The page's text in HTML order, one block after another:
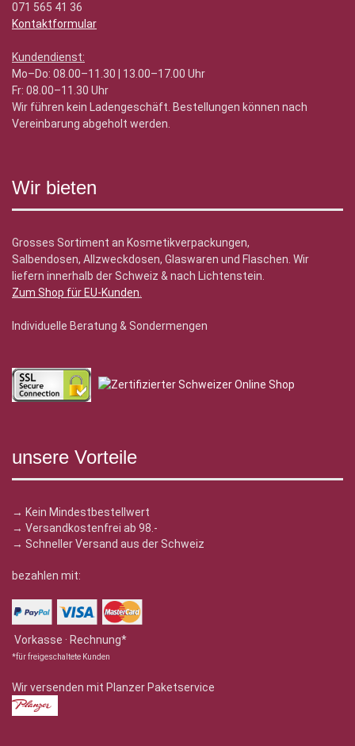
071 565 41 36
Kontaktformular
Kundendienst:
Mo–Do: 08.00–11.30 | 13.00–17.00 Uhr
Fr: 08.00–11.30 Uhr
Wir führen kein Ladengeschäft. Bestellungen können nach
Vereinbarung abgeholt werden.
Wir bieten
Grosses Sortiment an Kosmetikverpackungen,
Salbendosen, Allzweckdosen, Glaswaren und Flaschen. Wir
liefern innerhalb der Schweiz & nach Lichtenstein.
Zum Shop für EU-Kunden.
Individuelle Beratung & Sondermengen
unsere Vorteile
→ Kein Mindestbestellwert
→ Versandkostenfrei ab 98.-
→ Schneller Versand aus der Schweiz
bezahlen mit:
Vorkasse · Rechnung*
*für freigeschaltete Kunden
Wir versenden mit Planzer Paketservice